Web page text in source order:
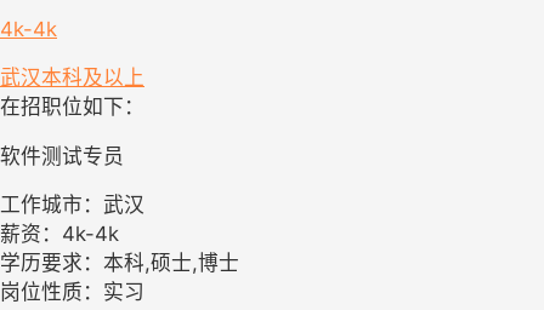
4k-4k
武汉本科及以上
在招职位如下：
软件测试专员
工作城市：武汉
薪资：4k-4k
学历要求：本科,硕士,博士
岗位性质：实习